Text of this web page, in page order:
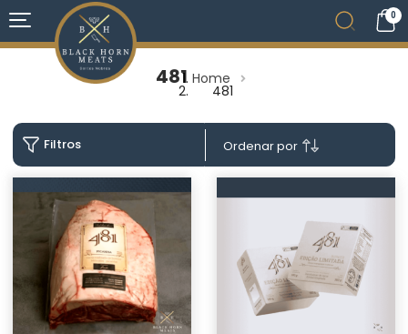
0
481 Home
481
Filtros Ordenar por